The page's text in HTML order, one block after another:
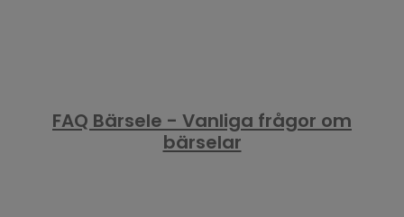
FAQ Bärsele - Vanliga frågor om
bärselar